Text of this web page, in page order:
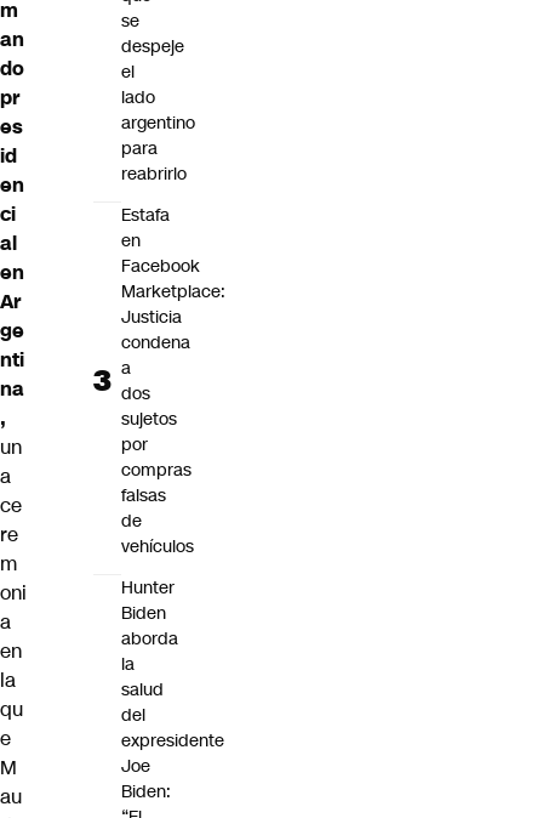
m
an
do
pr
es
id
en
ci
al
en
Ar
ge
nti
na
,
un
a
ce
re
m
oni
a
en
la
qu
e
M
au
se
despeje
el
lado
argentino
para
reabrirlo
Estafa
en
Facebook
Marketplace:
Justicia
condena
a
dos
sujetos
por
compras
falsas
de
vehículos
Hunter
Biden
aborda
la
salud
del
expresidente
Joe
Biden: